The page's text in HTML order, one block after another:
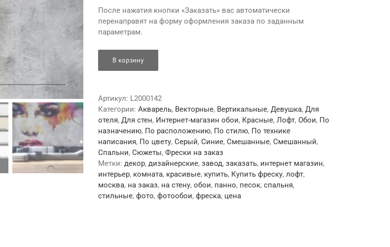
После нажатия кнопки «Заказать» вас автоматически
перенаправят на форму оформления заказа по заданным
параметрам.
В корзину
Артикул: L2000142
Категории: Акварель, Векторные, Вертикальные, Девушка, Для
отеля, Для стен, Интернет-магазин обои, Красные, Лофт, Обои, По
назначению, По расположению, По стилю, По технике
написания, По цвету, Серый, Синие, Смешанные, Смешанный,
Спальни, Сюжеты, Фрески на заказ
Метки: декор, дизайнерские, завод, заказать, интернет магазин,
интерьер, комната, красивые, купить, Купить фреску, лофт,
москва, на заказ, на стену, обои, панно, песок, спальня,
стильные, фото, фотообои, фреска, цена